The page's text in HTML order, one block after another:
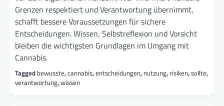
Grenzen respektiert und Verantwortung übernimmt,
schafft bessere Voraussetzungen für sichere
Entscheidungen. Wissen, Selbstreflexion und Vorsicht
bleiben die wichtigsten Grundlagen im Umgang mit
Cannabis.
Tagged bewusste,cannabis,entscheidungen, nutzung, risiken,sollte,
verantwortung,wissen